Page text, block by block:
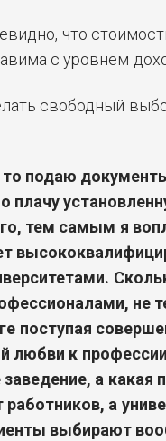
что
с уровнем
свободный
подаю
плачу
тем самым я
не
поступая
любви к
а какая
работников, а
выбирают